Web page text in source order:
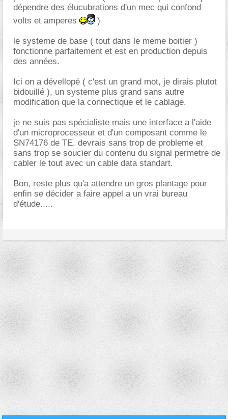
dépendre des élucubrations d'un mec qui confond
volts et amperes
)
le systeme de base ( tout dans le meme boitier )
fonctionne parfaitement et est en production depuis
des années.
Ici on a dévellopé ( c'est un grand mot, je dirais plutot
bidouillé ), un systeme plus grand sans autre
modification que la connectique et le cablage.
je ne suis pas spécialiste mais une interface a l'aide
d'un microprocesseur et d'un composant comme le
SN74176 de TE, devrais sans trop de probleme et
sans trop se soucier du contenu du signal permetre de
cabler le tout avec un cable data standart.
Bon, reste plus qu'a attendre un gros plantage pour
enfin se décider a faire appel a un vrai bureau
d'étude.....